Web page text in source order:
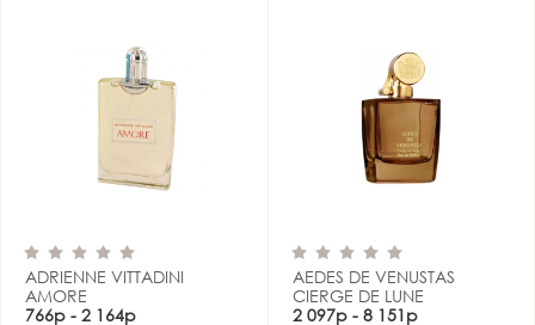
ADRIENNE VITTADINI
AMORE
766р - 2 164р
AEDES DE VENUSTAS
CIERGE DE LUNE
2 097р - 8 151р